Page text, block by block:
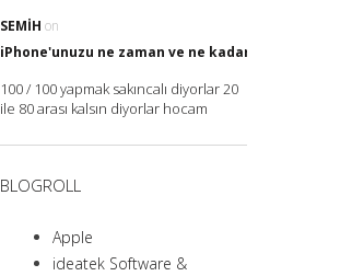
SEMIH on
iPhone'unuzu ne zaman ve ne kadar Şarj
100 / 100 yapmak sakıncalı diyorlar 20
ile 80 arası kalsın diyorlar hocam
BLOGROLL
Apple
ideatek Software &